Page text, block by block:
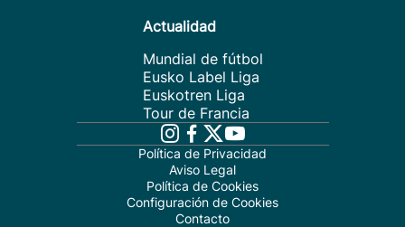
Actualidad
Mundial de fútbol
Eusko Label Liga
Euskotren Liga
Tour de Francia
Política de Privacidad
Aviso Legal
Política de Cookies
Configuración de Cookies
Contacto